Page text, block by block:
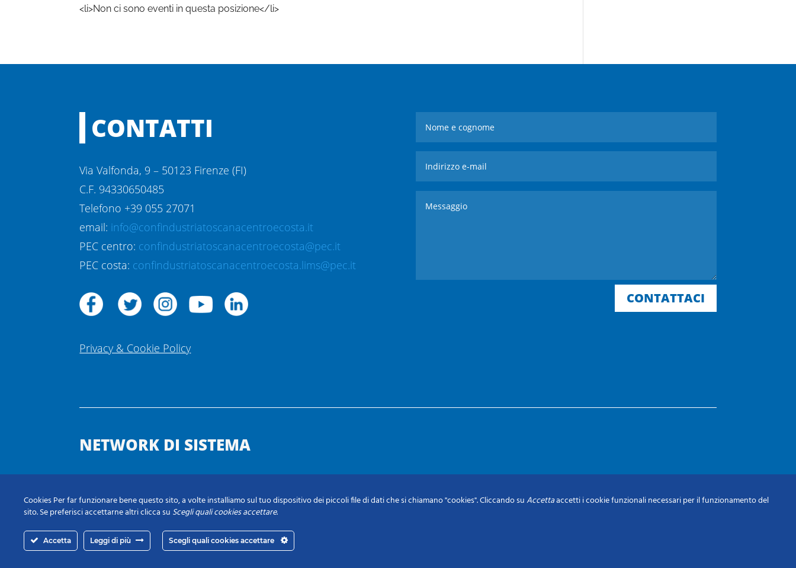
<li>Non ci sono eventi in questa posizione</li>
CONTATTI
Via Valfonda, 9 – 50123 Firenze (FI)
C.F. 94330650485
Telefono +39 055 27071
email: info@confindustriatoscanacentroecosta.it
PEC centro: confindustriatoscanacentroecosta@pec.it
PEC costa: confindustriatoscanacentroecosta.lims@pec.it
Privacy & Cookie Policy
CONTATTACI
NETWORK DI SISTEMA
Cookies Per far funzionare bene questo sito, a volte installiamo sul tuo dispositivo dei piccoli file di dati che si chiamano "cookies". Cliccando suAccettaaccetti i cookie funzionali necessari per il funzionamento del
sito. Se preferisci accettarne altri clicca su Scegli quali cookies accettare.
Accetta Leggi di più Scegli quali cookies accettare